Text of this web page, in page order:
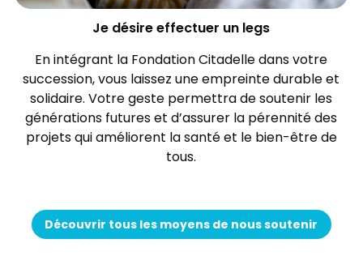
Je désire effectuer un legs
En intégrant la Fondation Citadelle dans votre
succession, vous laissez une empreinte durable et
solidaire. Votre geste permettra de soutenir les
générations futures et d’assurer la pérennité des
projets qui améliorent la santé et le bien-être de
tous.
Découvrir tous les moyens de nous soutenir